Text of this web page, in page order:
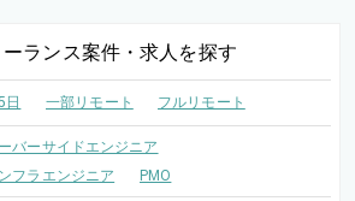
ランス案件・求人を探す
日 一部リモート フルリモート
バーサイドエンジニア
フラエンジニア
PMO